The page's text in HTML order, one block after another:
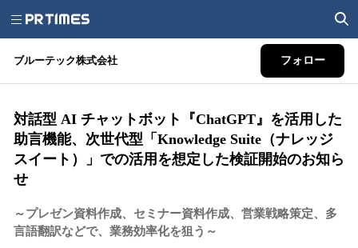
ブルーテック株式会社 フォロー
対話型 AI チャットボット『ChatGPT』を活用した
助言機能、次世代型「Knowledge Suite（ナレッジ
スイート）」での活用を想定した検証開始のお知ら
せ
～プレゼン資料作成、セミナー資料作成、営業戦略策定、多
言語翻訳などで、業務効率化を狙う～